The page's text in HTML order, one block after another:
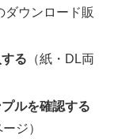
ダウンロード販
る （紙・DL両
ルを確認する
ジ）